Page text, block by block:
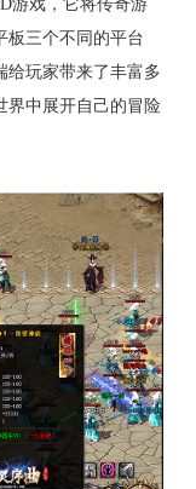
游戏，它将传奇游
板三个不同的平台
给玩家带来了丰富多
界中展开自己的冒险